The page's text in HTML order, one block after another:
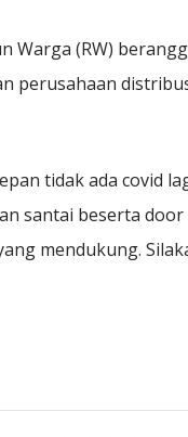
Warga (RW)
perusahaan
tidak ada covid
santai beserta
mendukung.